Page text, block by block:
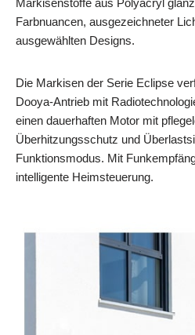
Markisenstoffe aus Polyacryl
Farbnuancen, ausgezeichneter
ausgewählten Designs.
Die Markisen der Serie Eclipse
Dooya-Antrieb mit
einen dauerhaften Motor mit
Überhitzungsschutz und
Funktionsmodus. Mit
intelligente Heimsteuerung.